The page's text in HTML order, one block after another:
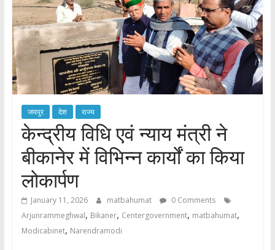
जयपुर देश राज्य
केन्द्रीय विधि एवं न्याय मंत्री ने
बीकानेर में विभिन्न कार्यों का किया
लोकार्पण
January 11, 2026 matbahumat
0 Comments
Arjunrammeghwal, Bikaner, Centergovernment, matbahumat,
Modicabinet, Narendramodi